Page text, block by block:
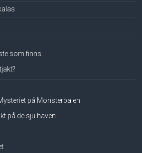
som finns
på Monsterbalen
på de sju haven